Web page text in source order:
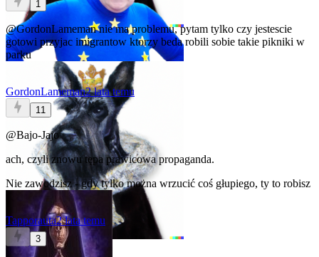
1
@GordonLamemannie ma problemu, pytam tylko czy jestescie
gotowi przyjac imigrantow ktorzy beda robili sobie takie pikniki w
parku
GordonLameman2 lata temu
11
@Bajo-Jajo
ach, czyli znowu tępa prawicowa propaganda.
Nie zawodzisz - gdy tylko można wrzucić coś głupiego, ty to robisz
Tapporauta2 lata temu
3